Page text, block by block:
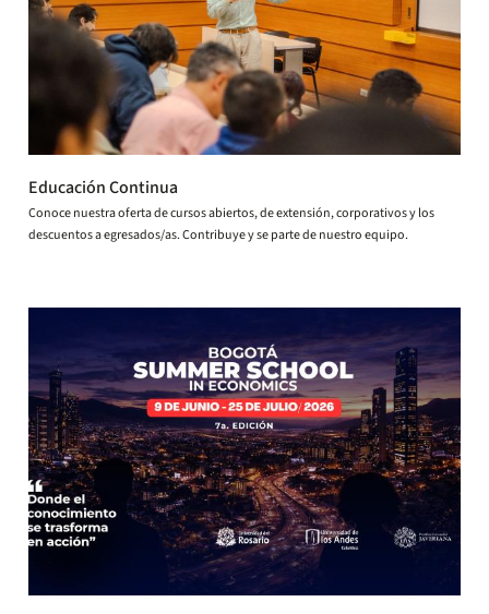
Educación Continua
Conoce nuestra oferta de cursos abiertos, de extensión, corporativos y los
descuentos a egresados/as. Contribuye y se parte de nuestro equipo.